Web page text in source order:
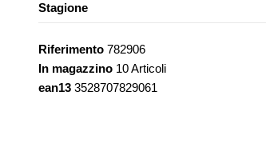
Stagione
Riferimento 782906
In magazzino 10 Articoli
ean13 3528707829061